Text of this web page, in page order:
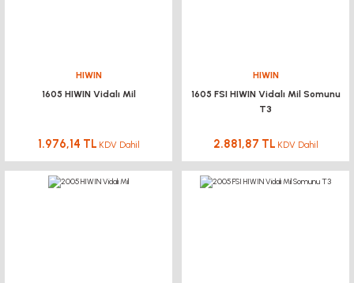
HIWIN
1605 HIWIN Vidalı Mil
1.976,14 TL KDV Dahil
HIWIN
1605 FSI HIWIN Vidalı Mil Somunu
T3
2.881,87 TL KDV Dahil